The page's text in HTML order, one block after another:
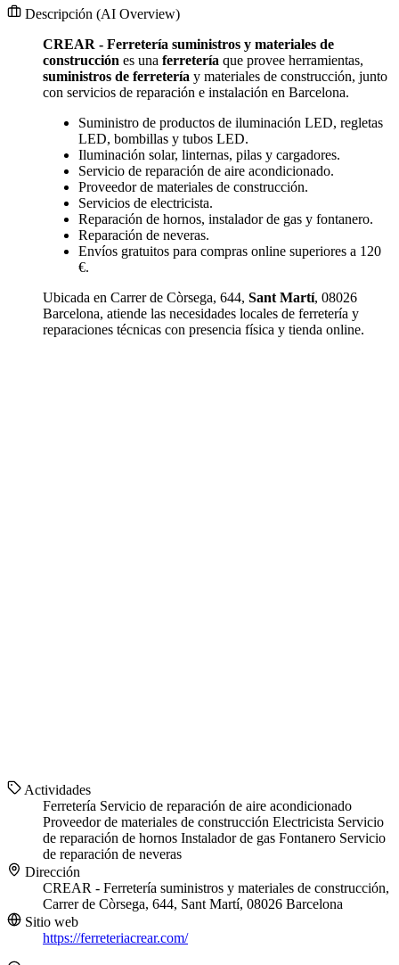
Descripción (AI Overview)
CREAR - Ferretería suministros y materiales de
construcción es una ferretería que provee herramientas,
suministros de ferretería y materiales de construcción, junto
con servicios de reparación e instalación en Barcelona.
Suministro de productos de iluminación LED, regletas
LED, bombillas y tubos LED.
Iluminación solar, linternas, pilas y cargadores.
Servicio de reparación de aire acondicionado.
Proveedor de materiales de construcción.
Servicios de electricista.
Reparación de hornos, instalador de gas y fontanero.
Reparación de neveras.
Envíos gratuitos para compras online superiores a 120
€.
Ubicada en Carrer de Còrsega, 644, Sant Martí, 08026
Barcelona, atiende las necesidades locales de ferretería y
reparaciones técnicas con presencia física y tienda online.
Actividades
Ferretería Servicio de reparación de aire acondicionado
Proveedor de materiales de construcción Electricista Servicio
de reparación de hornos Instalador de gas Fontanero Servicio
de reparación de neveras
Dirección
CREAR - Ferretería suministros y materiales de construcción,
Carrer de Còrsega, 644, Sant Martí, 08026 Barcelona
Sitio web
https://ferreteriacrear.com/